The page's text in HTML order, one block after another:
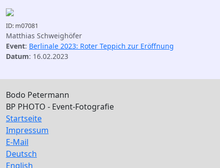
ID: m07081
Matthias Schweighöfer
Event: Berlinale 2023: Roter Teppich zur Eröffnung
Datum: 16.02.2023
Bodo Petermann
BP PHOTO - Event-Fotografie
Startseite
Impressum
E-Mail
Deutsch
English